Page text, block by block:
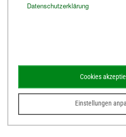
Schematismus
© 2026Webdesign für Jena von der
Datenschutzerklärung
Einstellungen
Cookies